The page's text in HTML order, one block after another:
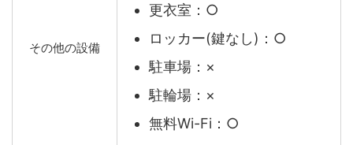
その他の設備
更衣室：○
ロッカー(鍵なし)：○
駐車場：×
駐輪場：×
無料Wi-Fi：○